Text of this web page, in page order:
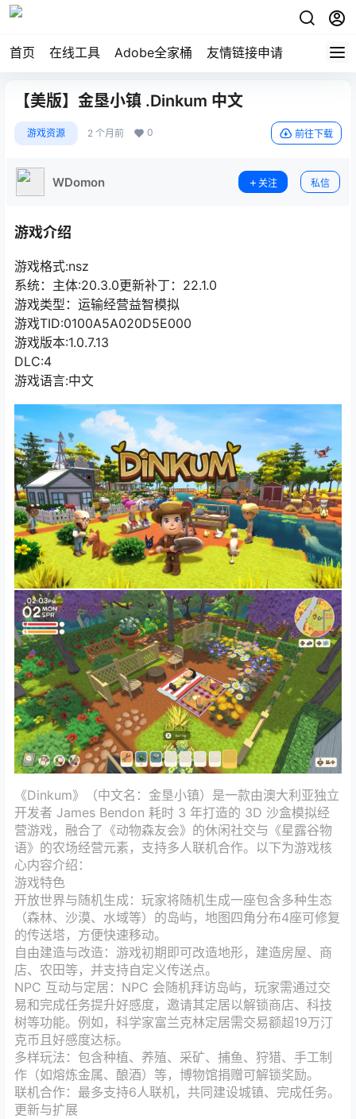
首页 在线工具 Adobe全家桶 友情链接申请
【美版】金垦小镇 .Dinkum 中文
游戏资源 2 个月前 0 前往下载
WDomon 关注 私信
游戏介绍
游戏格式:nsz
系统：主体:20.3.0更新补丁：22.1.0
游戏类型：运输经营益智模拟
游戏TID:0100A5A020D5E000
游戏版本:1.0.7.13
DLC:4
游戏语言:中文
《Dinkum》（中文名：金垦小镇）是一款由澳大利亚独立
开发者 James Bendon 耗时 3 年打造的 3D 沙盒模拟经
营游戏，融合了《动物森友会》的休闲社交与《星露谷物
语》的农场经营元素，支持多人联机合作。以下为游戏核
心内容介绍：
游戏特色
开放世界与随机生成‌：玩家将随机生成一座包含多种生态
（森林、沙漠、水域等）的岛屿，地图四角分布4座可修复
的传送塔，方便快速移动‌。
自由建造与改造‌：游戏初期即可改造地形，建造房屋、商
店、农田等，并支持自定义传送点‌。
NPC 互动与定居‌：NPC 会随机拜访岛屿，玩家需通过交
易和完成任务提升好感度，邀请其定居以解锁商店、科技
树等功能‌。例如，科学家富兰克林定居需交易额超19万汀
克币且好感度达标‌。
多样玩法‌：包含种植、养殖、采矿、捕鱼、狩猎、手工制
作（如熔炼金属、酿酒）等，博物馆捐赠可解锁奖励‌。
联机合作‌：最多支持6人联机，共同建设城镇、完成任务‌。
更新与扩展